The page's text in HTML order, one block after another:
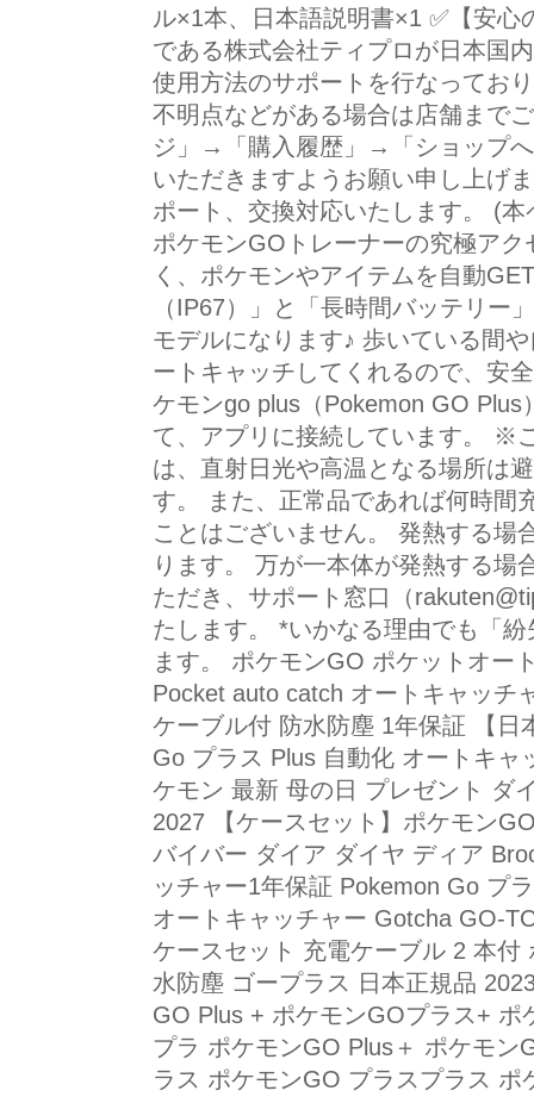
ル×1本、日本語説明書×1 ✅【安
である株式会社ティプロが日本国
使用方法のサポートを行なってお
不明点などがある場合は店舗まで
ジ」→「購入履歴」→「ショップ
いただきますようお願い申し上げ
ポート、交換対応いたします。 (
ポケモンGOトレーナーの究極ア
く、ポケモンやアイテムを自動
（IP67）」と「長時間バッテリー
モデルになります♪ 歩いている間
ートキャッチしてくれるので、安
ケモンgo plus（Pokemon GO
て、アプリに接続しています。 ※
は、直射日光や高温となる場所は
す。 また、正常品であれば何時間
ことはございません。 発熱する場
ります。 万が一本体が発熱する場
ただき、サポート窓口（
たします。 *いかなる理由でも「
ます。 ポケモンGO ポケットオー
Pocket auto catch オートキャッチ
ケーブル付 防水防塵 1年保証 【日
Go プラス Plus 自動化 オートキ
ケモン 最新 母の日 プレゼント ダ
2027 【ケースセット】ポケモン
バイバー ダイア ダイヤ ディア
ッチャー1年保証 Pokemon Go プ
オートキャッチャー Gotcha GO-
ケースセット 充電ケーブル 2 本
水防塵 ゴープラス 日本正規品
GO Plus + ポケモンGOプラス+
プラ ポケモンGO Plus＋ ポケモン
ラス ポケモンGO プラスプラス